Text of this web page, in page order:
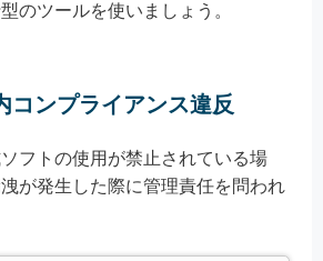
のツールを使いましょう。
ンプライアンス違反
フトの使用が禁止されている場
が発生した際に管理責任を問われ